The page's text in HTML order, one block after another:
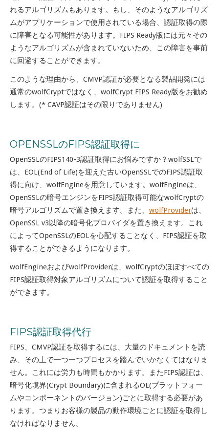
れるアルゴリズムもあります。もし、そのようなアルゴリズ
ムがアプリケーションで使用されている場合、認証取得の際
に障害となる可能性があります。FIPS Ready版には元々その
ようなアルゴリズムが含まれていないため、この障害を事前
に回避することができます。
このような理由から、CMVP認証が必要となる製品開発には
通常のwolfCryptではなく、wolfCrypt FIPS Ready版をお勧め
します。(* CAVP認証はその限りでありません)
OPENSSLのFIPS認証取得に
OpenSSLのFIPS140-3認証取得にお悩みですか？wolfSSLで
は、EOL(End of Life)を迎えた古いOpenSSLでのFIPS認証取
得に向け、wolfEngineを用意しています。wolfEngineは、
OpenSSLの暗号エンジンをFIPS認証取得可能なwolfCryptの
暗号アルゴリズムで置き換えます。また、 wolfProviderは、
OpenSSL v3以降の暗号化プロバイダを置き換えます。これ
によってOpenSSLのEOLを心配することなく、FIPS認証を取
得することができるようになります。
wolfEngineおよびwolfProviderは、wolfCryptのほぼすべての
FIPS認証取得対象アルゴリズムについて認証を取得すること
ができます。
FIPS認証取得代行
FIPS、CMVP認証を取得するには、大量のドキュメントを読
み、その上で一つ一つプロセスを踏んでいかなくてはなりま
せん。これには労力も時間もかかります。またFIPS認証は、
暗号化境界(Crypt Boundary)に含まれるOE(プラットフォー
ムやコンポーネントのバージョン)ごとに取得する必要があ
ります。つまりお客様の製品の動作環境ごとに認証を取得し
なければなりません。